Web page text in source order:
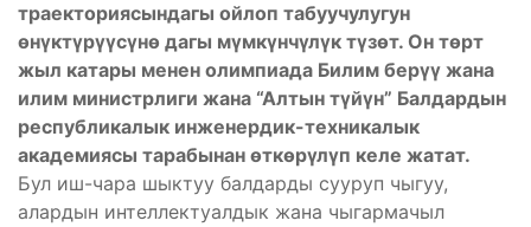
траекториясындагы ойлоп табуучулугун
өнүктүрүүсүнө дагы мүмкүнчүлүк түзөт. Он төрт
жыл катары менен олимпиада Билим берүү жана
илим министрлиги жана “Алтын түйүн” Балдардын
республикалык инженердик-техникалык
академиясы тарабынан өткөрүлүп келе жатат.
Бул иш-чара шыктуу балдарды сууруп чыгуу,
алардын интеллектуалдык жана чыгармачыл